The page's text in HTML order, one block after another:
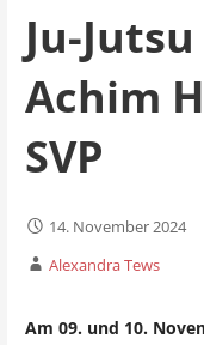
Ju-
Achim
SVP
14. November 2024
Alexandra Tews
Am 09. und 10.